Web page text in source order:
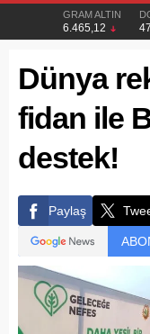
GRAM ALTIN
6.465,12
Dünya
fidan ile
destek!
Paylaş